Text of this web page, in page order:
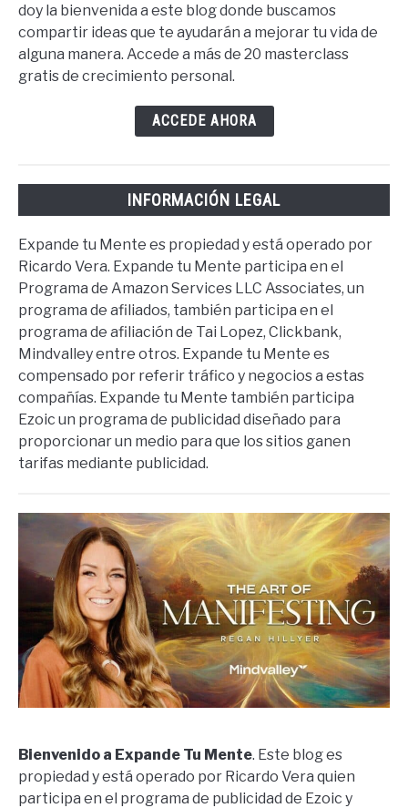
doy la bienvenida a este blog donde buscamos
compartir ideas que te ayudarán a mejorar tu vida de
alguna manera. Accede a más de 20 masterclass
gratis de crecimiento personal.
ACCEDE AHORA
INFORMACIÓN LEGAL
Expande tu Mente es propiedad y está operado por
Ricardo Vera. Expande tu Mente participa en el
Programa de Amazon Services LLC Associates, un
programa de afiliados, también participa en el
programa de afiliación de Tai Lopez, Clickbank,
Mindvalley entre otros. Expande tu Mente es
compensado por referir tráfico y negocios a estas
compañías. Expande tu Mente también participa
Ezoic un programa de publicidad diseñado para
proporcionar un medio para que los sitios ganen
tarifas mediante publicidad.
Bienvenido a Expande Tu Mente. Este blog es
propiedad y está operado por Ricardo Vera quien
participa en el programa de publicidad de Ezoic y